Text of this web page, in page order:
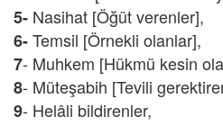
5- Nasihat [Öğüt verenler],
6-Temsil [Örnekli olanlar],
7- Muhkem [Hükmü kesin
8- Müteşabih [Tevili
9- Helâli bildirenler,